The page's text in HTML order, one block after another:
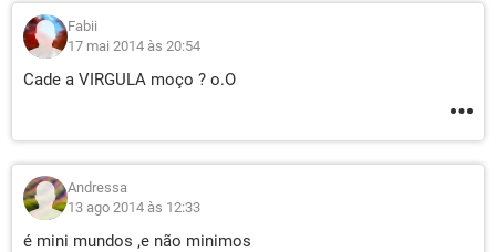
Fabii
17 mai 2014 às 20:54
Cade a VIRGULA moço ? o.O
Andressa
13 ago 2014 às 12:33
é mini mundos ,e não minimos